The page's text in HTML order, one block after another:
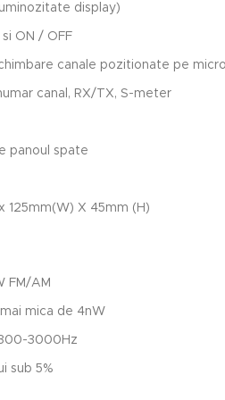
display)
ON / OFF
canale pozitionate pe
canal, RX/TX, S-meter
panoul spate
125mm(W) X 45mm (H)
FM/AM
mica de 4nW
3000Hz
sub 5%